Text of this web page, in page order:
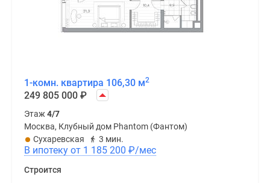
1-комн. квартира 106,30 м2
249 805 000 ₽
Этаж4/7
Москва, Клубный дом Phantom (Фантом)
Сухаревская
3 мин.
В ипотеку от 1 185 200 ₽/мес
Строится